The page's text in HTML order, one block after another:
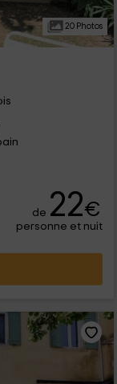
20 Photos
de 22€
personne et nuit